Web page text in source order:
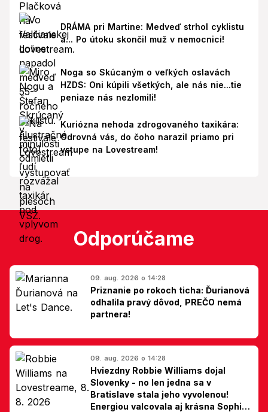
DRÁMA pri Martine: Medveď strhol cyklistu
a... Po útoku skončil muž v nemocnici!
Noga so Skúcaným o veľkých oslavách
HZDS: Oni kúpili všetkých, ale nás nie...tie
peniaze nás nezlomili!
Kuriózna nehoda zdrogovaného taxikára:
Odrovná vás, do čoho narazil priamo pri
vstupe na Lovestream!
Odporúčame
09. aug. 2026 o 14:28
Priznanie po rokoch ticha: Ďurianová
odhalila pravý dôvod, PREČO nemá
partnera!
09. aug. 2026 o 14:28
Hviezdny Robbie Williams dojal
Slovenky - no len jedna sa v
Bratislave stala jeho vyvolenou!
Energiou valcovala aj krásna Sophie